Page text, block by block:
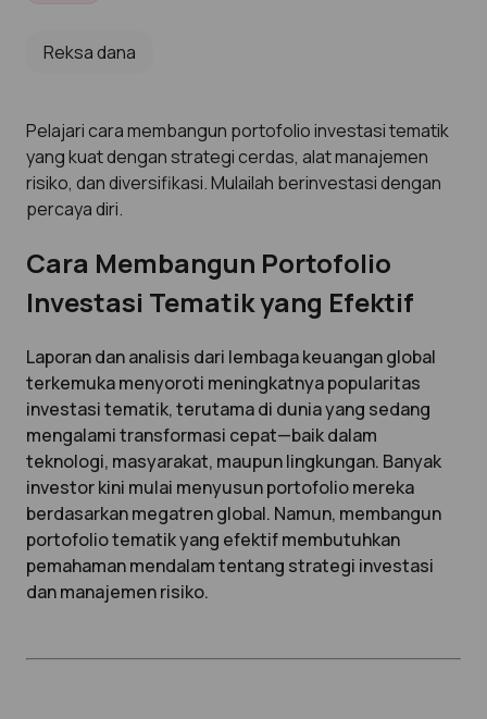
Reksa dana
Pelajari cara membangun portofolio investasi tematik
yang kuat dengan strategi cerdas, alat manajemen
risiko, dan diversifikasi. Mulailah berinvestasi dengan
percaya diri.
Cara Membangun Portofolio
Investasi Tematik yang Efektif
Laporan dan analisis dari lembaga keuangan global
terkemuka menyoroti meningkatnya popularitas
investasi tematik, terutama di dunia yang sedang
mengalami transformasi cepat—baik dalam
teknologi, masyarakat, maupun lingkungan. Banyak
investor kini mulai menyusun portofolio mereka
berdasarkan megatren global. Namun, membangun
portofolio tematik yang efektif membutuhkan
pemahaman mendalam tentang strategi investasi
dan manajemen risiko.